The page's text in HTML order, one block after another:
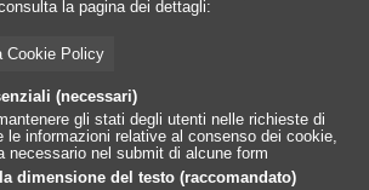
la pagina dei dettagli:
Cookie Policy
(necessari)
gli stati degli utenti nelle richieste di
le informazioni relative al consenso dei cookie,
necessario nel submit di alcune form
dimensione del testo (raccomandato)